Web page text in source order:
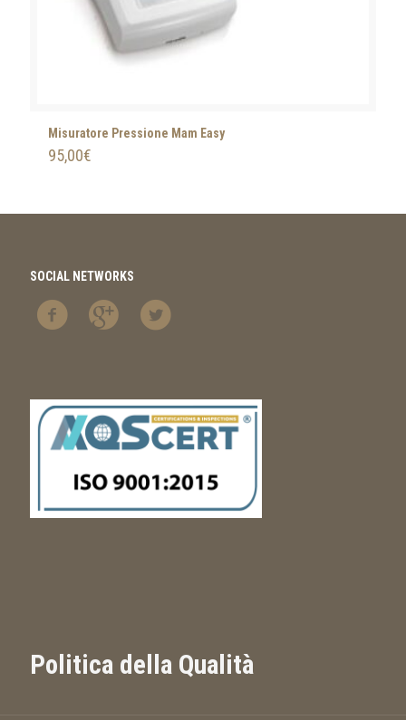
Misuratore Pressione Mam Easy
95,00€
SOCIAL NETWORKS
Politica della Qualità